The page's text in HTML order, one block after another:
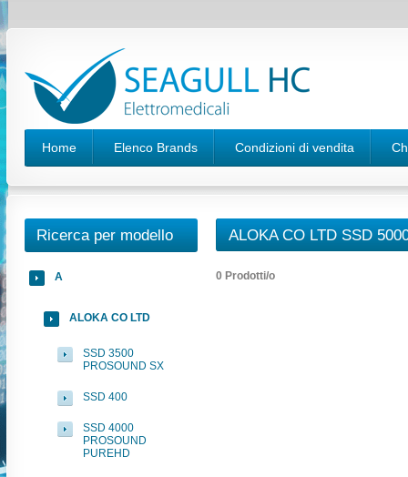
Home Elenco Brands Condizioni di vendita
ALOKA CO LTD SSD
0 Prodotti/o
Ricerca per modello
A
ALOKA CO LTD
SSD 3500
PROSOUND SX
SSD 400
SSD 4000
PROSOUND
PUREHD